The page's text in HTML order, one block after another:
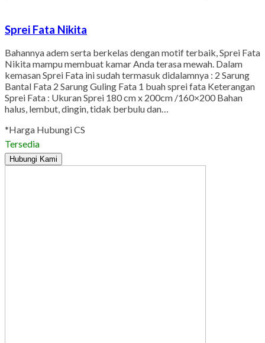
Sprei Fata Nikita
Bahannya adem serta berkelas dengan motif terbaik, Sprei Fata
Nikita mampu membuat kamar Anda terasa mewah. Dalam
kemasan Sprei Fata ini sudah termasuk didalamnya : 2 Sarung
Bantal Fata 2 Sarung Guling Fata 1 buah sprei fata Keterangan
Sprei Fata : Ukuran Sprei 180 cm x 200cm /160×200 Bahan
halus, lembut, dingin, tidak berbulu dan…
*Harga Hubungi CS
Tersedia
Hubungi Kami